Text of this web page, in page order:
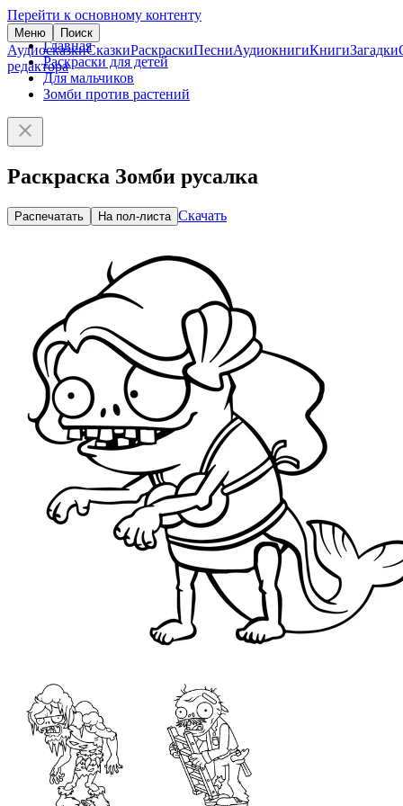
Перейти к основному контенту
Меню Поиск
АудиосказкиСказкиРаскраскиПесниАудиокнигиКнигиЗагадки
редактора
Главная
Раскраски для детей
Для мальчиков
Зомби против растений
Раскраска Зомби русалка
Распечатать На пол-листа Скачать